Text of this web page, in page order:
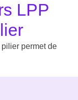
LPP
permet de